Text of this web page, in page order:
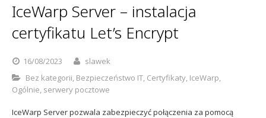
IceWarp Server – instalacja
certyfikatu Let’s Encrypt
16/08/2023
slawek
Bez kategorii, Bezpieczeństwo IT, Certyfikaty, IceWarp,
Ogólnie, serwery pocztowe
IceWarp Server pozwala zabezpieczyć połączenia za pomocą